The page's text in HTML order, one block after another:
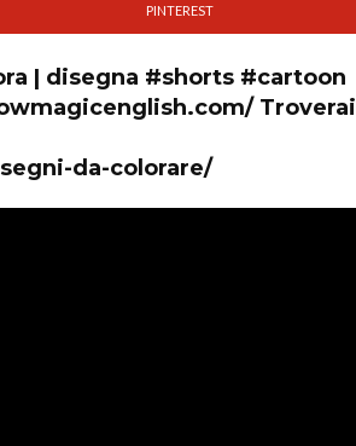
PINTEREST
| disegna #shorts #cartoon
Troverai
da-colorare/